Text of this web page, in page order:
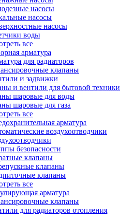
насосы
насосы
насосы
воды
все
арматура
для радиаторов
клапаны
и задвижки
и вентили для бытовой техники
шаровые для воды
шаровые для газа
все
арматура
воздухоотводчики
безопасности
клапаны
клапаны
клапаны
все
арматура
клапаны
для радиаторов отопления